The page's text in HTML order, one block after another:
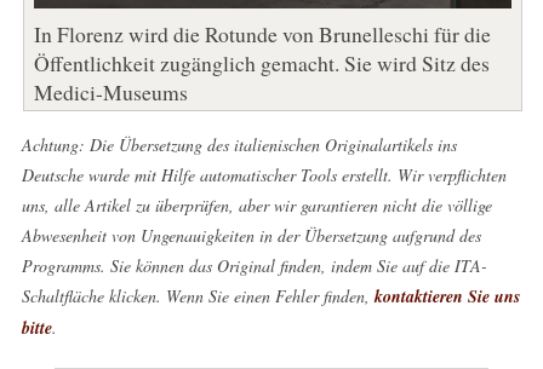
In Florenz wird die Rotunde von Brunelleschi für die
Öffentlichkeit zugänglich gemacht. Sie wird Sitz des
Medici-Museums
Achtung: Die Übersetzung des italienischen Originalartikels ins
Deutsche wurde mit Hilfe automatischer Tools erstellt. Wir verpflichten
uns, alle Artikel zu überprüfen, aber wir garantieren nicht die völlige
Abwesenheit von Ungenauigkeiten in der Übersetzung aufgrund des
Programms. Sie können das Original finden, indem Sie auf die ITA-
Schaltfläche klicken. Wenn Sie einen Fehler finden,kontaktieren Sie uns
bitte.